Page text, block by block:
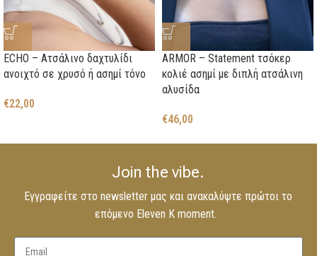
ECHO – Ατσάλινο δαχτυλίδι
ανοιχτό σε χρυσό ή ασημί τόνο
€22,00
ARMOR – Statement τσόκερ
κολιέ ασημί με διπλή ατσάλινη
αλυσίδα
€46,00
Join the vibe.
Εγγραφείτε στο newsletter μας και ανακαλύψτε πρώτοι το
επόμενο Eleven K moment.